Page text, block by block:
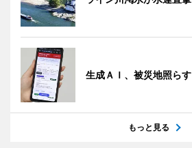
生成ＡＩ、被災地照らす
もっと見る